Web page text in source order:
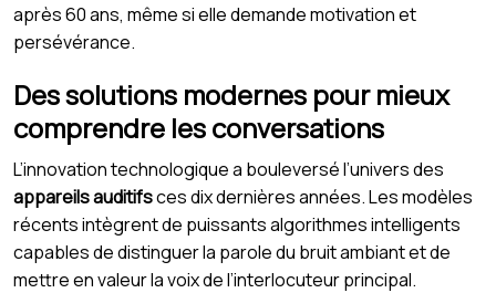
après 60 ans, même si elle demande motivation et
persévérance.
Des solutions modernes pour mieux
comprendre les conversations
L’innovation technologique a bouleversé l’univers des
appareils auditifsces dix dernières années. Les modèles
récents intègrent de puissants algorithmes intelligents
capables de distinguer la parole du bruit ambiant et de
mettre en valeur la voix de l’interlocuteur principal.